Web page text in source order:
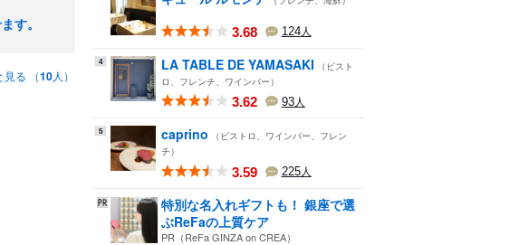
す。
見る （10人）
3.68 124人
4 LA TABLE DE YAMASAKI
（ビスト
ロ、フレンチ、ワインバー）
3.62 93人
5 caprino
（ビストロ、ワインバー、フレン
チ）
3.59 225人
特別な名入れギフトも！ 銀座で選
ぶReFaの上質ケア
PR（ReFa GINZA on CREA）